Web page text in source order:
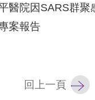
醫院因SARS群聚
案報告
回上一頁